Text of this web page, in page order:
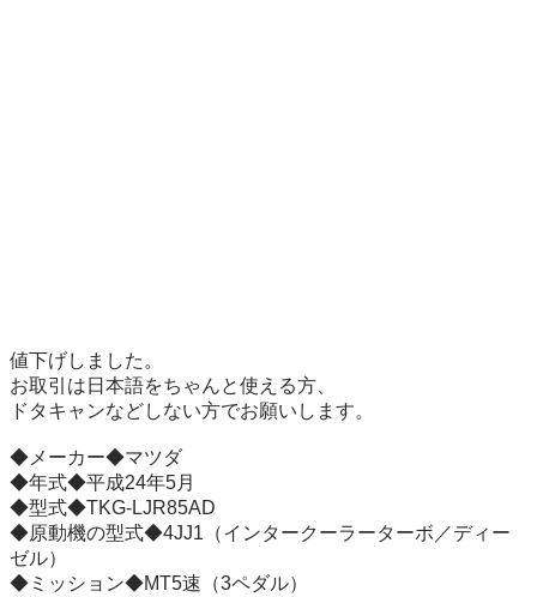
値下げしました。
お取引は日本語をちゃんと使える方、
ドタキャンなどしない方でお願いします。
◆メーカー◆マツダ
◆年式◆平成24年5月
◆型式◆TKG-LJR85AD
◆原動機の型式◆4JJ1（インタークーラーターボ／ディー
ゼル）
◆ミッション◆MT5速（3ペダル）